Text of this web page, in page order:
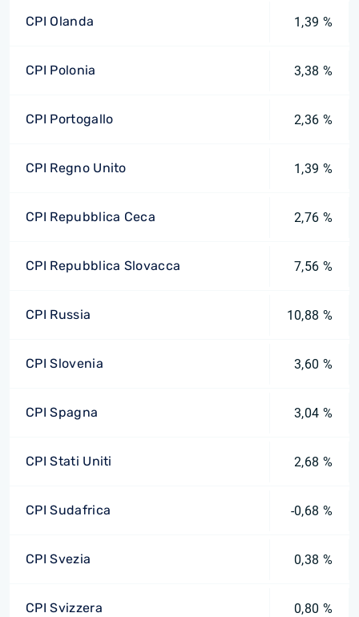
CPI Olanda 1,39 %
CPI Polonia 3,38 %
CPI Portogallo 2,36 %
CPI Regno Unito 1,39 %
CPI Repubblica Ceca 2,76 %
CPI Repubblica Slovacca 7,56 %
CPI Russia 10,88 %
CPI Slovenia 3,60 %
CPI Spagna 3,04 %
CPI Stati Uniti 2,68 %
CPI Sudafrica -0,68 %
CPI Svezia 0,38 %
CPI Svizzera 0,80 %